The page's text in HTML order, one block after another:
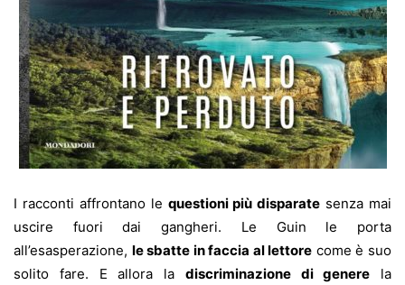
I racconti affrontano le questioni più disparate senza mai
uscire fuori dai gangheri. Le Guin le porta
all’esasperazione, le sbatte in faccia al lettore come è suo
solito fare. E allora la discriminazione di genere la